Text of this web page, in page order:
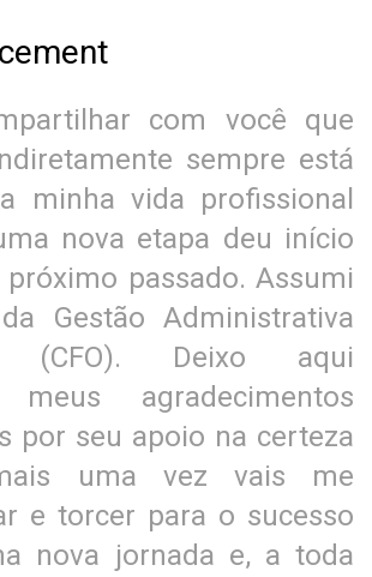
com você que
sempre está
minha vida profissional
nova etapa deu início
passado. Assumi
Gestão Administrativa
(CFO). Deixo aqui
meus agradecimentos
por seu apoio na certeza
uma vez vais me
e torcer para o sucesso
nova jornada e, a toda